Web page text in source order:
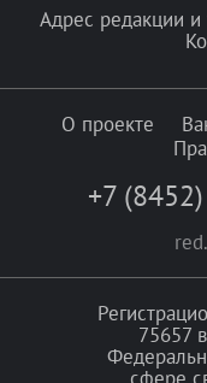
Адрес редакции и
О проекте
+7
75657